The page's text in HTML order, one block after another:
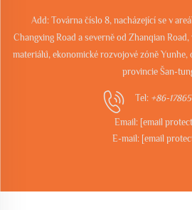
Add: Továrna číslo 8, nacházející se v
Changxing Road a severně od Zhanqian
materiálů, ekonomické rozvojové zóně Yunhe,
provincie Šan-
Tel: +86-
Email: [email
E-mail: [email